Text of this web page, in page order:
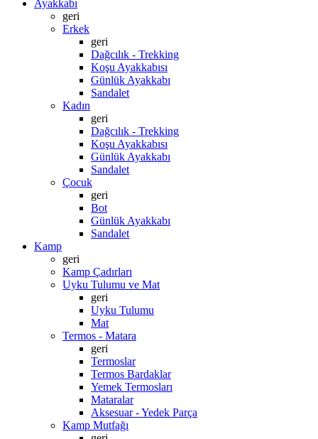
Ayakkabı
geri
Erkek
geri
Dağcılık - Trekking
Koşu Ayakkabısı
Günlük Ayakkabı
Sandalet
Kadın
geri
Dağcılık - Trekking
Koşu Ayakkabısı
Günlük Ayakkabı
Sandalet
Çocuk
geri
Bot
Günlük Ayakkabı
Sandalet
Kamp
geri
Kamp Çadırları
Uyku Tulumu ve Mat
geri
Uyku Tulumu
Mat
Termos - Matara
geri
Termoslar
Termos Bardaklar
Yemek Termosları
Mataralar
Aksesuar - Yedek Parça
Kamp Mutfağı